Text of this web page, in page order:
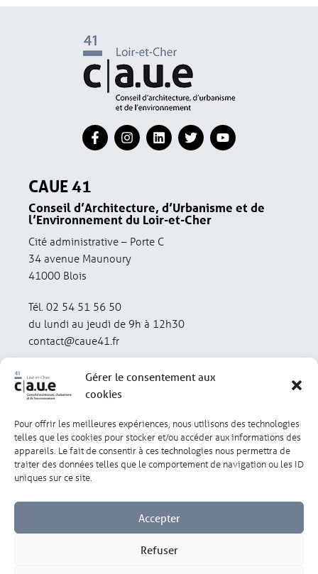
Gérer le consentement aux
cookies
Pour offrir les meilleures expériences, nous utilisons des technologies
telles que les cookies pour stocker et/ou accéder aux informations des
appareils. Le fait de consentir à ces technologies nous permettra de
traiter des données telles que le comportement de navigation ou les ID
uniques sur ce site.
Accepter
Refuser
CAUE 41
Conseil d’Architecture, d’Urbanisme et de
l’Environnement du Loir-et-Cher
Cité administrative – Porte C
34 avenue Maunoury
41000 Blois
Tél. 02 54 51 56 50
du lundi au jeudi de 9h à 12h30
contact@caue41.fr
Mentions légales Politique de confidentialité
Lexique Réalisation : olivgraphic.com